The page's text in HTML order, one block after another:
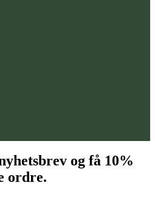
og få 10%
ordre.